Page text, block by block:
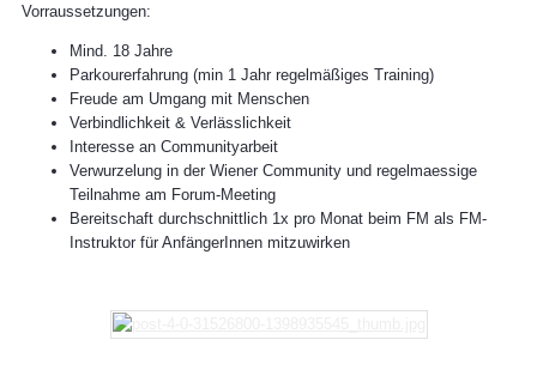
Vorraussetzungen:
Mind. 18 Jahre
Parkourerfahrung (min 1 Jahr regelmäßiges Training)
Freude am Umgang mit Menschen
Verbindlichkeit & Verlässlichkeit
Interesse an Communityarbeit
Verwurzelung in der Wiener Community und regelmaessige
Teilnahme am Forum-Meeting
Bereitschaft durchschnittlich 1x pro Monat beim FM als FM-
Instruktor für AnfängerInnen mitzuwirken